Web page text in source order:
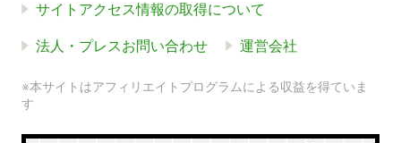
サイトアクセス情報の取得について
法人・プレスお問い合わせ 運営会社
※本サイトはアフィリエイトプログラムによる収益を得ていま
す